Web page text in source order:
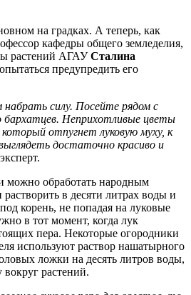
на градках. А теперь, как
кафедры общего земледелия,
растений АГАУСталина
предупредить его
силу. Посейте рядом с
бархатцев. Неприхотливые цветы
отпугнет луковую муху, к
достаточно красиво и
можно обработать народным
в десяти литрах воды и
корень, не попадая на луковые
в тот момент, когда лук
пера. Некоторые огородники
используют раствор нашатырного
ложки на десять литров воды,
растений.